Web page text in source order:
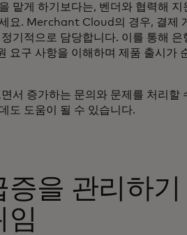
맡게 하기보다는, 벤더와 협력해
요. Merchant Cloud의 경우, 결제
기적으로 담당합니다. 이를 통해
요구 사항을 이해하며 제품 출시가
서 증가하는 문의와 문제를 처리할
도 도움이 될 수 있습니다.
증을 관리하
임